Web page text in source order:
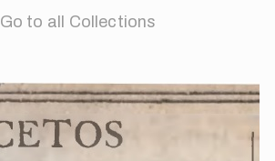
Go to all Collections